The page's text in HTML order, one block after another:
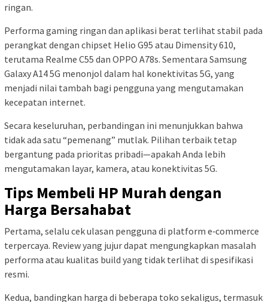
ringan.
Performa gaming ringan dan aplikasi berat terlihat stabil pada
perangkat dengan chipset Helio G95 atau Dimensity 610,
terutama Realme C55 dan OPPO A78s. Sementara Samsung
Galaxy A14 5G menonjol dalam hal konektivitas 5G, yang
menjadi nilai tambah bagi pengguna yang mengutamakan
kecepatan internet.
Secara keseluruhan, perbandingan ini menunjukkan bahwa
tidak ada satu “pemenang” mutlak. Pilihan terbaik tetap
bergantung pada prioritas pribadi—apakah Anda lebih
mengutamakan layar, kamera, atau konektivitas 5G.
Tips Membeli HP Murah dengan
Harga Bersahabat
Pertama, selalu cek ulasan pengguna di platform e‑commerce
terpercaya. Review yang jujur dapat mengungkapkan masalah
performa atau kualitas build yang tidak terlihat di spesifikasi
resmi.
Kedua, bandingkan harga di beberapa toko sekaligus, termasuk